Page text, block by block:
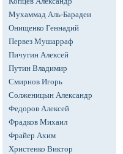
Мухаммад Аль-Барадеи
Онищенко Геннадий
Первез Мушарраф
Пичугин Алексей
Путин Владимир
Смирнов Игорь
Солженицын Александр
Федоров Алексей
Фрадков Михаил
Фрайер Ахим
Христенко Виктор